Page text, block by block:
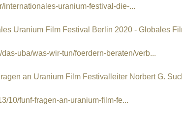
internationales-uranium-festival-die-...
Uranium Film Festival Berlin 2020 - Globales
uba/was-wir-tun/foerdern-beraten/verb...
an Uranium Film Festivalleiter Norbert G.
10/funf-fragen-an-uranium-film-fe...